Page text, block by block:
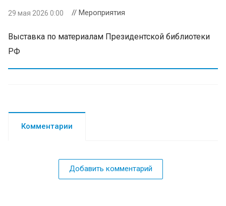
29 мая 2026 0:00 // Мероприятия
Выставка по материалам Президентской библиотеки
РФ
Комментарии
Добавить комментарий